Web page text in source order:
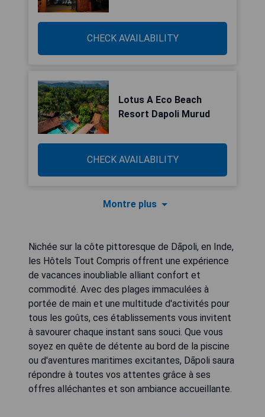
CHECK AVAILABILITY
Lotus A Eco Beach
Resort Dapoli Murud
CHECK AVAILABILITY
Montre plus
Nichée sur la côte pittoresque de Dāpoli, en Inde,
les Hôtels Tout Compris offrent une expérience
de vacances inoubliable alliant confort et
commodité. Avec des plages immaculées à
portée de main et une multitude d'activités pour
tous les goûts, ces établissements vous invitent
à savourer chaque instant sans souci. Que vous
soyez en quête de détente au bord de la piscine
ou d'aventures maritimes excitantes, Dāpoli saura
répondre à toutes vos attentes grâce à ses
offres alléchantes et son ambiance accueillante.